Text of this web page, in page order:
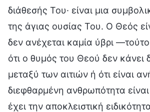
διάθεσής Του· είναι μια
της άγιας ουσίας Του. Ο Θεός
δεν ανέχεται καμία ύβρι
ότι ο θυμός του Θεού δεν κάνει
μεταξύ των αιτιών ή ότι είναι
διεφθαρμένη ανθρωπότητα
έχει την αποκλειστική